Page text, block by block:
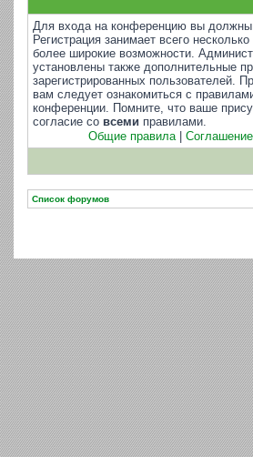
Для входа на конференцию вы должны
Регистрация занимает всего
более широкие возможности.
установлены также дополнительные
зарегистрированных пользователей.
вам следует ознакомиться с
конференции. Помните, что ваше
согласие со всеми правилами.
Общие правила|
Список форумов